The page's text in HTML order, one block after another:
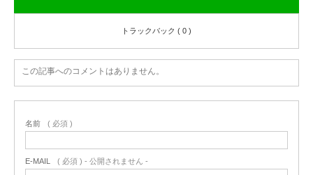
トラックバック ( 0 )
この記事へのコメントはありません。
名前 ( 必須 )
E-MAIL ( 必須 ) - 公開されません -